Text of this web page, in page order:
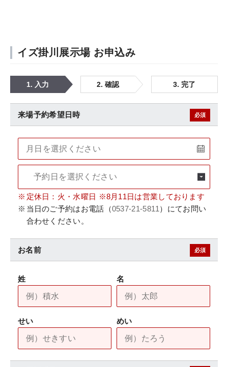
イズ掛川展示場 お申込み
1. 入力 2. 確認 3. 完了
必須
来場予約希望日時
▼
定休日：火・水曜日 ※8月11日は営業しております
当日のご予約はお電話（0537-21-5811 ）にてお問い
合わせください。
必須
お名前
姓 名
せい めい